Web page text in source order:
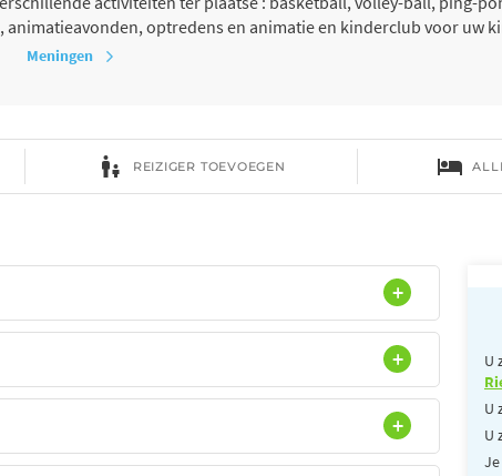
animatieavonden, optredens en animatie en kinderclub voor uw
Meningen
U
U
U